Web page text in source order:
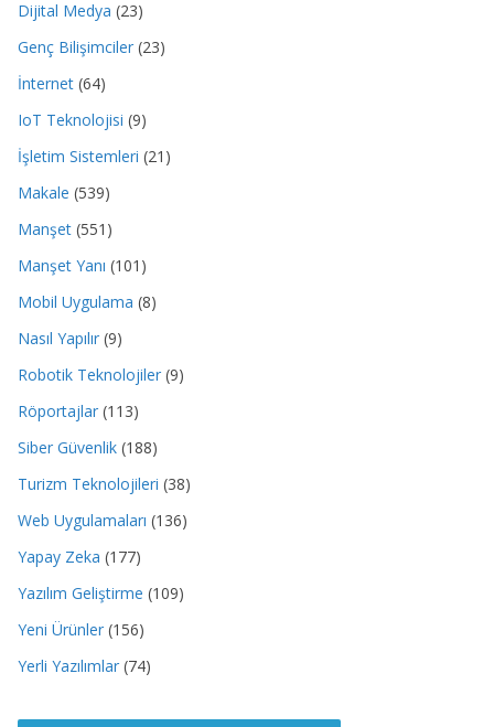
Dijital Medya (23)
Genç Bilişimciler (23)
İnternet (64)
IoT Teknolojisi (9)
İşletim Sistemleri (21)
Makale (539)
Manşet (551)
Manşet Yanı (101)
Mobil Uygulama (8)
Nasıl Yapılır (9)
Robotik Teknolojiler (9)
Röportajlar (113)
Siber Güvenlik (188)
Turizm Teknolojileri (38)
Web Uygulamaları (136)
Yapay Zeka (177)
Yazılım Geliştirme (109)
Yeni Ürünler (156)
Yerli Yazılımlar (74)